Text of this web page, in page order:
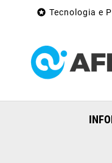
 Tecnologia e